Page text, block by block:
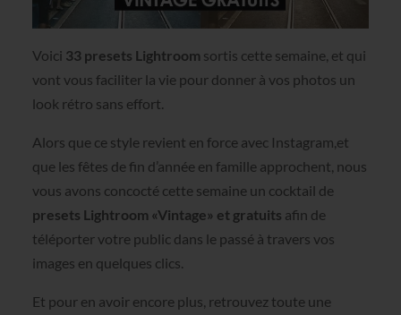
Voici 33 presets Lightroom sortis cette semaine, et qui
vont vous faciliter la vie pour donner à vos photos un
look rétro sans effort.
Alors que ce style revient en force avec Instagram,et
que les fêtes de fin d’année en famille approchent, nous
vous avons concocté cette semaine un cocktail de
presets Lightroom «Vintage» et gratuits afin de
téléporter votre public dans le passé à travers vos
images en quelques clics.
Et pour en avoir encore plus, retrouvez toute une